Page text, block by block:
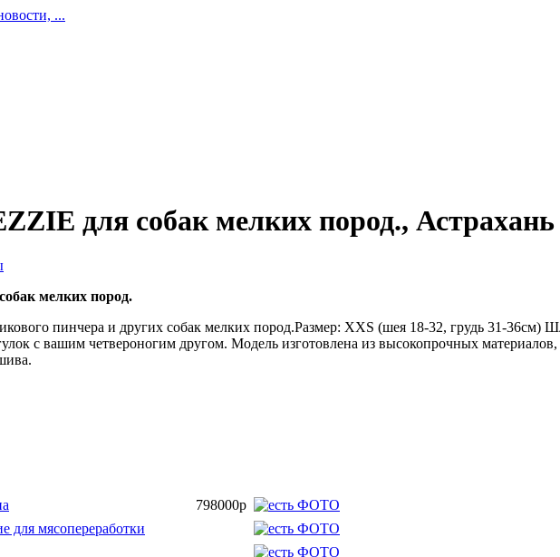
...
для собак мелких пород., Астрахань
мелких пород.
пинчера и других собак мелких пород.Размер: ХXS (шея 18-32, грудь 31-36см)
с вашим четвероногим другом. Модель изготовлена из высокопрочных
798000р
для мясопереработки